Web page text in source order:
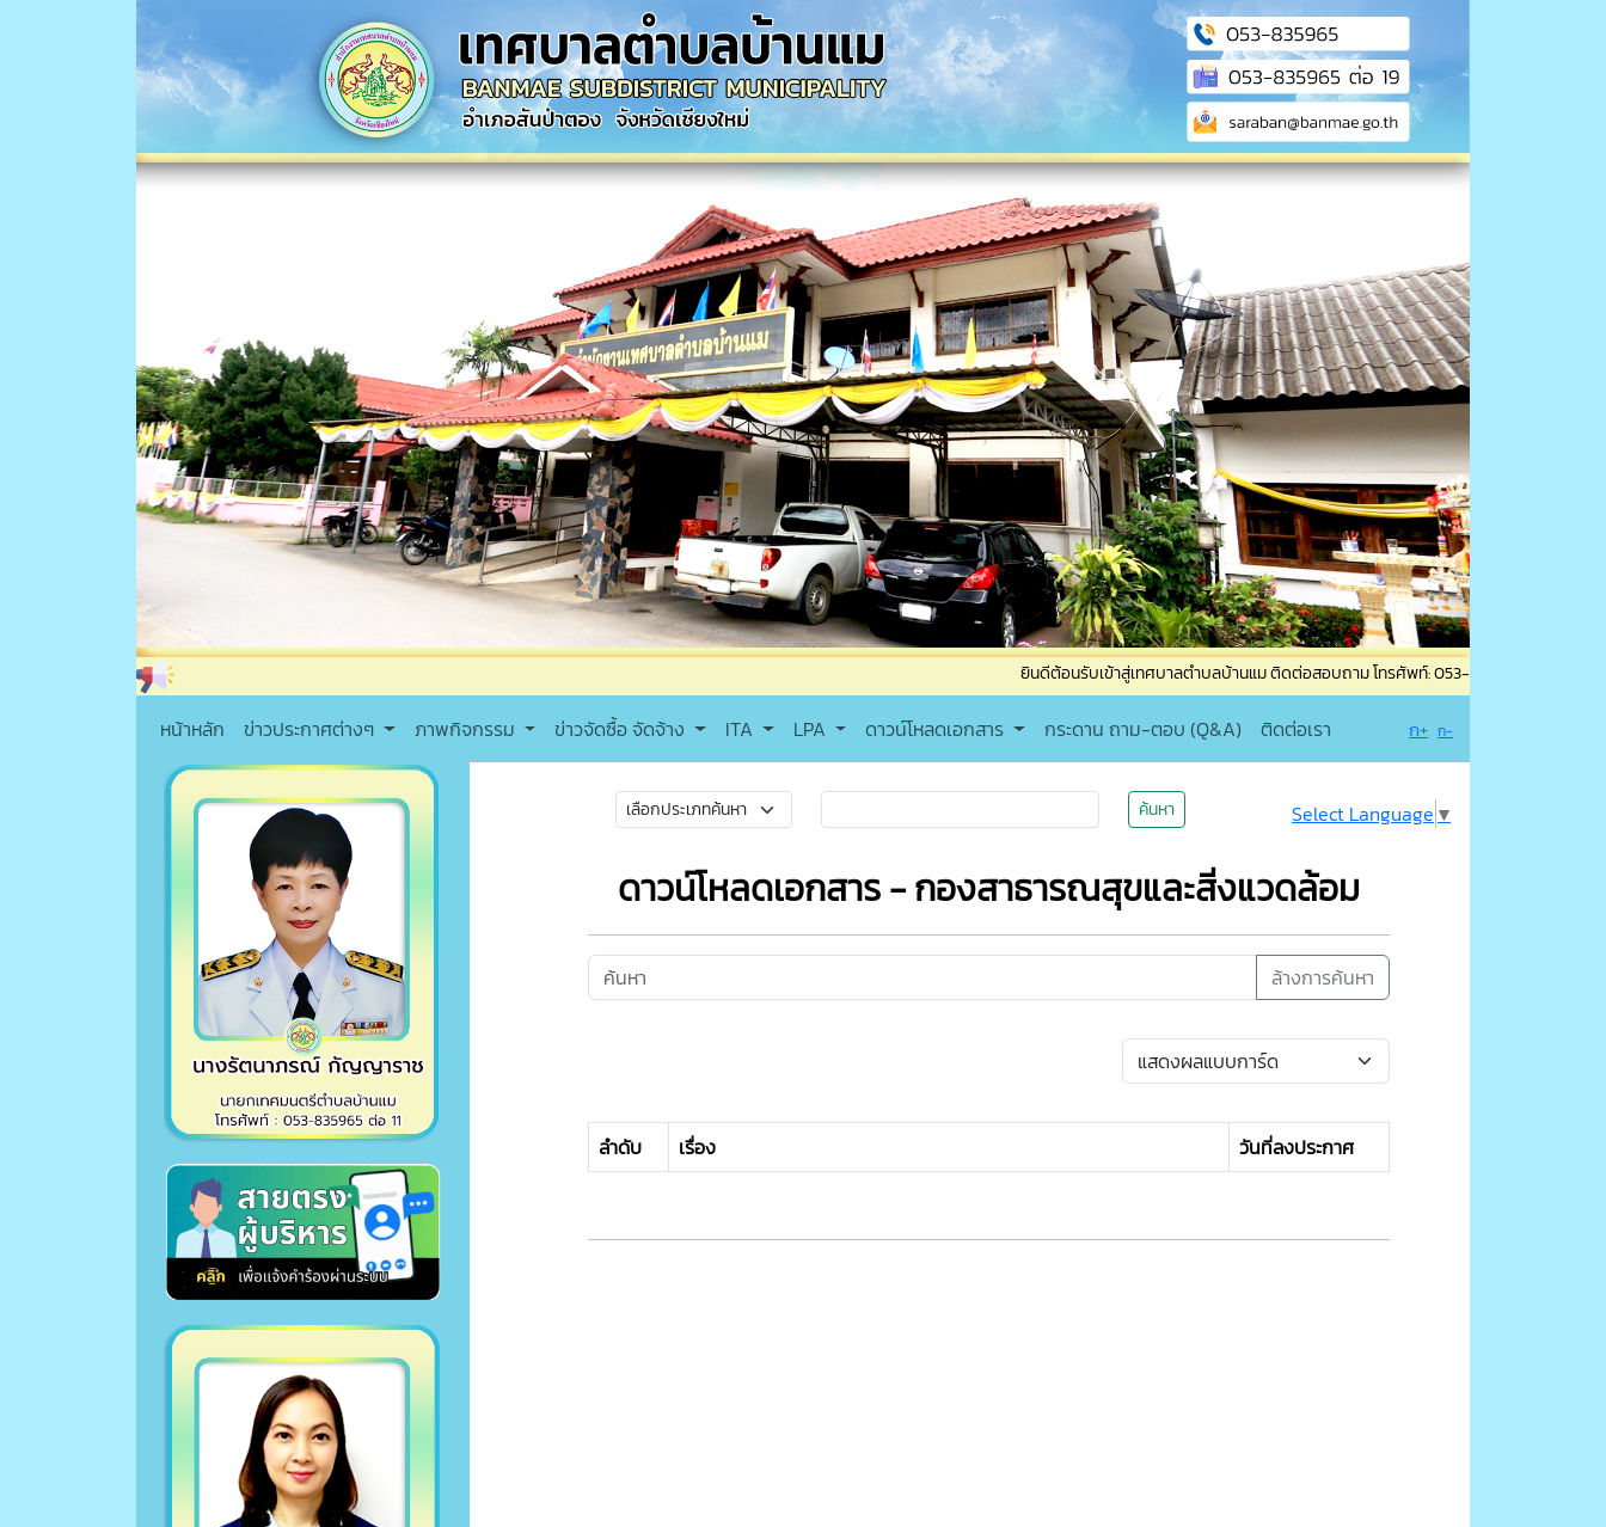
ยินดีต้อนรับเข้าสู่เทศบาลตำบลบ้านแม ติดต่อสอบถาม โทรศัพท์: 053-835965 โทรสาร: 053-835965 ต่
หน้าหลัก ข่าวประกาศต่างๆ ภาพกิจกรรม ข่าวจัดซื้อ จัดจ้าง ITA LPA ดาวน์โหลดเอกสาร กระดาน ถาม-ตอบ (Q&A) ติดต่อเรา ก+ ก-
ค้นหา Select Language ▼
ดาวน์โหลดเอกสาร - กองสาธารณสุขและสิ่งแวดล้อม
ล้างการค้นหา
ลำดับ เรื่อง วันที่ลงประกาศ